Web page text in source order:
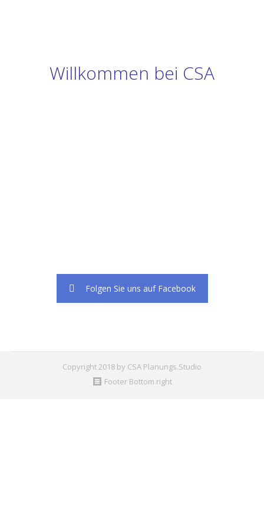
Willkommen bei CSA
Folgen Sie uns auf Facebook
Copyright 2018 by CSA Planungs.Studio
Footer Bottom right